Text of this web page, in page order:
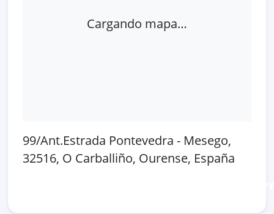
Cargando mapa…
99/Ant.Estrada Pontevedra - Mesego,
32516, O Carballiño, Ourense, España